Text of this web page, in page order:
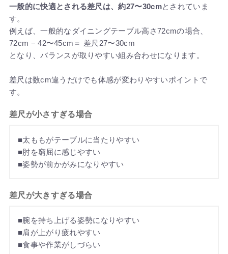
一般的に快適とされる差尺は、約27〜30cmとされていま
す。
例えば、一般的なダイニングテーブル高さ72cmの場合、
72cm − 42〜45cm＝ 差尺27〜30cm
となり、バランスが取りやすい組み合わせになります。
差尺は数cm違うだけでも体感が変わりやすいポイントで
す。
差尺が小さすぎる場合
■太ももがテーブルに当たりやすい
■肘を窮屈に感じやすい
■姿勢が前かがみになりやすい
差尺が大きすぎる場合
■腕を持ち上げる姿勢になりやすい
■肩が上がり疲れやすい
■食事や作業がしづらい